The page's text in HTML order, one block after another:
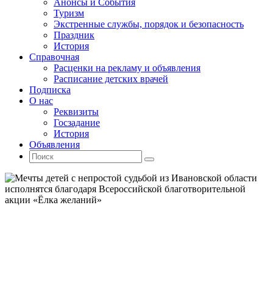
Анонсы и События
Туризм
Экстренные службы, порядок и безопасность
Праздник
История
Справочная
Расценки на рекламу и объявления
Расписание детских врачей
Подписка
О нас
Реквизиты
Госзадание
История
Объявления
Поиск
Искать:
Поиск